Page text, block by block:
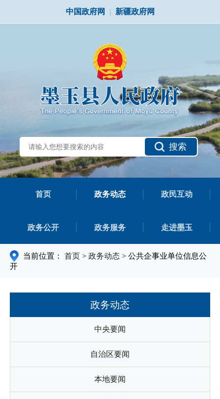
中国政府网 | 新疆政府网
搜索
首页 政务动态 政民互动
政务公开 政务服务 走进墨玉
当前位置： 首页 > 政务动态 > 公共企事业单位信息公
开
政务动态
中央要闻
自治区要闻
本地要闻